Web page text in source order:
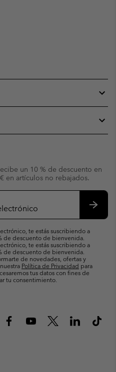
un 10 % de descuento en
en artículos no rebajados.
te estás suscribiendo a
de descuento de bienvenida.
te estás suscribiendo a
de descuento de bienvenida.
de novedades, ofertas y
Política de Privacidad para
tus datos con fines de
tu consentimiento.